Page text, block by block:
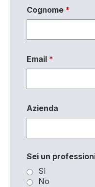
Cognome *
Email *
Azienda
Sei un
Sì
No